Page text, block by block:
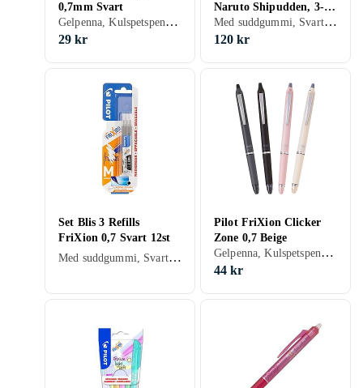
0,7mm Svart
Gelpenna, Kulspetspenna, Med suddgummi, Svart, Silver
29 kr
Naruto Shipudden, 3-
pack med Naruto-
motiv, 0,7 mm spets
Med suddgummi, Svart, Blå, Röd
120 kr
Set Blis 3 Refills
FriXion 0,7 Svart 12st
Med suddgummi, Svart, Blå
Pilot FriXion Clicker
Zone 0,7 Beige
Gelpenna, Kulspetspenna, Med suddgummi, Svart, Brun, Beige, Rosa
44 kr